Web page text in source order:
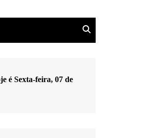
é Sexta-feira, 07 de